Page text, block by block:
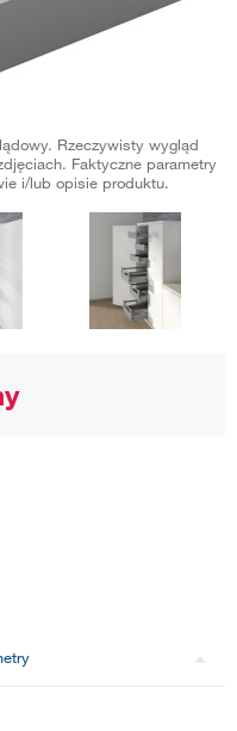
Rzeczywisty wygląd
Faktyczne parametry
i/lub opisie produktu.